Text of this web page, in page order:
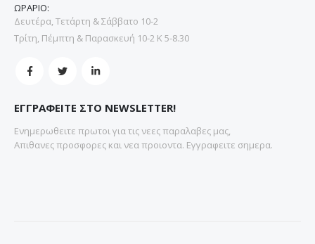
ΩΡΑΡΙΟ:
Δευτέρα, Τετάρτη & Σάββατο 10-2
Τρίτη, Πέμπτη & Παρασκευή 10-2 Κ 5-8.30
ΕΓΓΡΑΦΕΙΤΕ ΣΤΟ NEWSLETTER!
Ενημερωθειτε πρωτοι για τις νεες παραλαβες μας,
Απιθανες προσφορες και νεα προιοντα. Εγγραφειτε σημερα.